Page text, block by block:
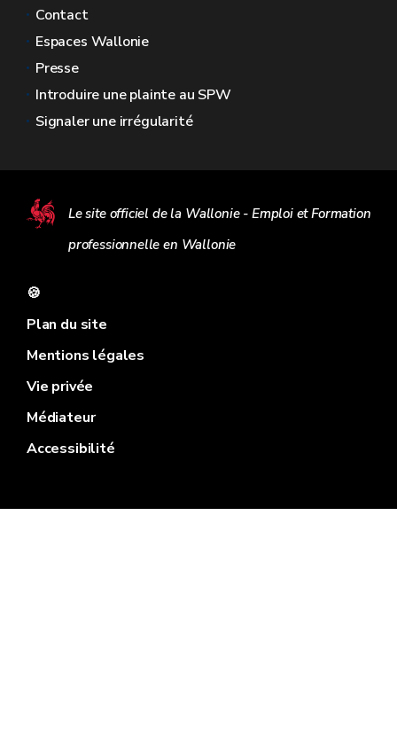
Contact
Espaces Wallonie
Presse
Introduire une plainte au SPW
Signaler une irrégularité
Le site officiel de la Wallonie - Emploi et Formation
professionnelle en Wallonie
🍪
Plan du site
Mentions légales
Vie privée
Médiateur
Accessibilité